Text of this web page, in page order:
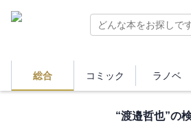
総合 コミック ラノベ
“渡邉哲也”の